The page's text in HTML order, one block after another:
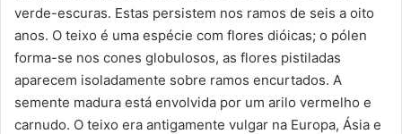
verde-escuras. Estas persistem nos ramos de seis a oito
anos. O teixo é uma espécie com flores dióicas; o pólen
forma-se nos cones globulosos, as flores pistiladas
aparecem isoladamente sobre ramos encurtados. A
semente madura está envolvida por um arilo vermelho e
carnudo. O teixo era antigamente vulgar na Europa, Ásia e